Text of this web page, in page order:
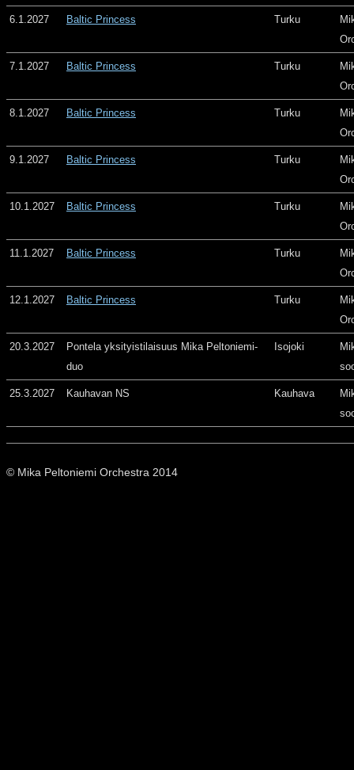
6.1.2027 Baltic Princess Turku
7.1.2027 Baltic Princess Turku
8.1.2027 Baltic Princess Turku
9.1.2027 Baltic Princess Turku
10.1.2027 Baltic Princess Turku
11.1.2027 Baltic Princess Turku
12.1.2027 Baltic Princess Turku
20.3.2027
Pontela yksityistilaisuus Mika Peltoniemi-
duo
Isojoki
25.3.2027 Kauhavan NS Kauhava
© Mika Peltoniemi Orchestra 2014